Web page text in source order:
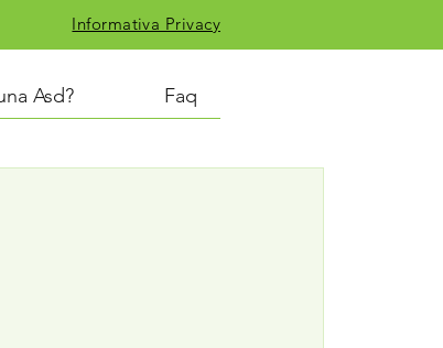
Informativa Privacy
Asd? Faq